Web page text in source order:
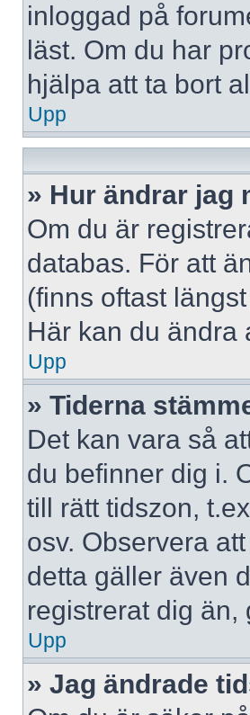
inloggad på
läst. Om du har
hjälpa att ta bort
Upp
» Hur ändrar jag
Om du är
databas. För att
(finns oftast
Här kan du ändra
Upp
» Tiderna
Det kan vara så
du befinner dig i.
till rätt tidszon,
osv. Observera
detta gäller även
registrerat dig än,
Upp
» Jag ändrade